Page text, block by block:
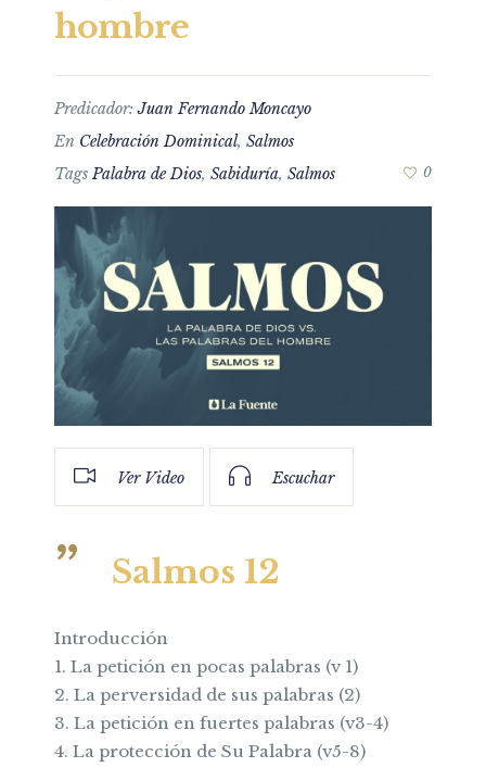
hombre
Predicador:Juan Fernando Moncayo
En Celebración Dominical, Salmos
TagsPalabra de Dios, Sabiduría, Salmos 0
Ver Video Escuchar
Salmos 12
Introducción
1. La petición en pocas palabras (v 1)
2. La perversidad de sus palabras (2)
3. La petición en fuertes palabras (v3-4)
4. La protección de Su Palabra (v5-8)